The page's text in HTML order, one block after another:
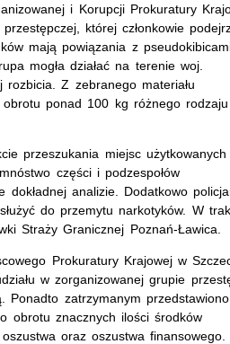
i Korupcji Prokuratury
której członkowie
mają powiązania z
mogła działać na terenie woj.
Z zebranego materiału
ponad 100 kg różnego rodzaju
przeszukania miejsc użytkowanych
części i podzespołów
analizie. Dodatkowo
do przemytu narkotyków. W
Straży Granicznej Poznań-Ławica.
Prokuratury Krajowej w
w zorganizowanej grupie
zatrzymanym
obrotu znacznych ilości środków
oraz oszustwa finansowego.